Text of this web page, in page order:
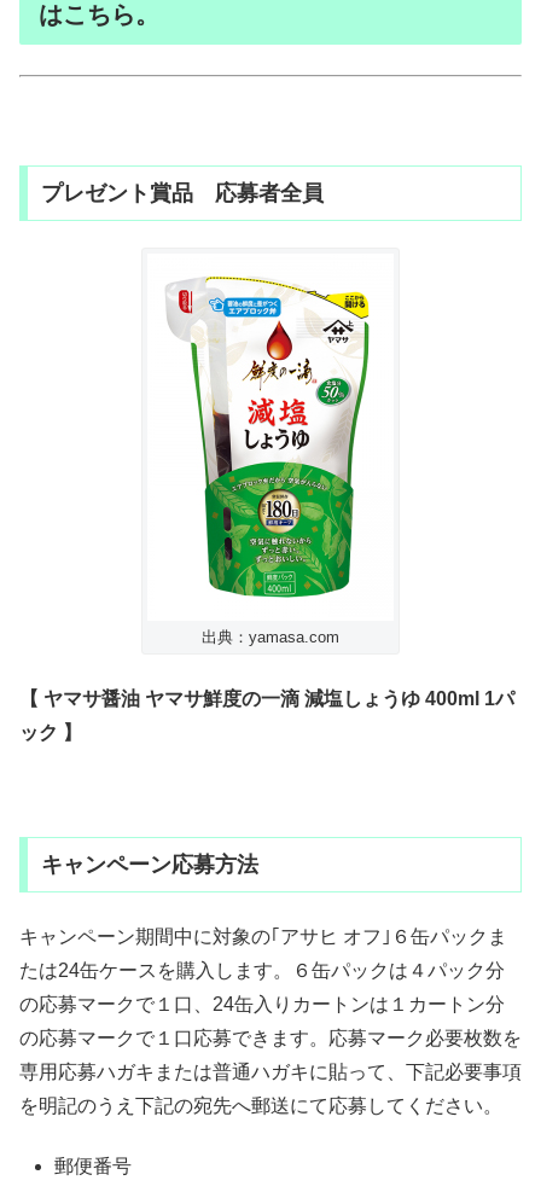
はこちら。
プレゼント賞品 応募者全員
出典：yamasa.com
【 ヤマサ醤油 ヤマサ鮮度の一滴 減塩しょうゆ 400ml 1パ
ック 】
キャンペーン応募方法
キャンペーン期間中に対象の｢アサヒ オフ｣６缶パックま
たは24缶ケースを購入します。６缶パックは４パック分
の応募マークで１口、24缶入りカートンは１カートン分
の応募マークで１口応募できます。応募マーク必要枚数を
専用応募ハガキまたは普通ハガキに貼って、下記必要事項
を明記のうえ下記の宛先へ郵送にて応募してください。
郵便番号